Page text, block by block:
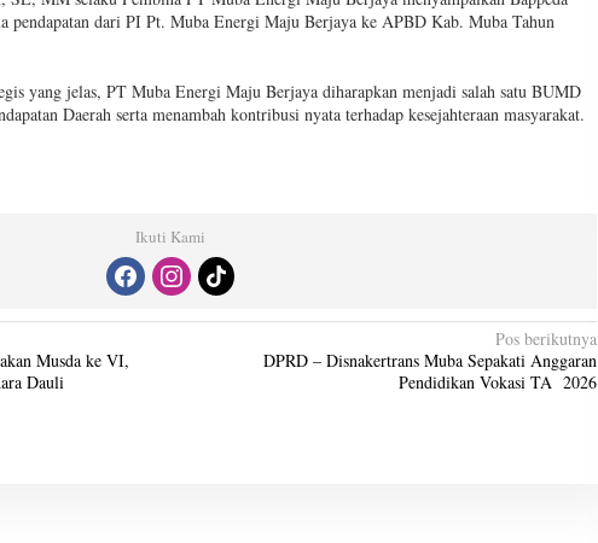
pendapatan dari PI Pt. Muba Energi Maju Berjaya ke APBD Kab. Muba Tahun
yang jelas, PT Muba Energi Maju Berjaya diharapkan menjadi salah satu BUMD
Daerah serta menambah kontribusi nyata terhadap kesejahteraan masyarakat.
Ikuti Kami
Musda ke VI,
Dauli
Pos berikutnya
DPRD – Disnakertrans Muba Sepakati Anggaran
Pendidikan Vokasi TA 2026